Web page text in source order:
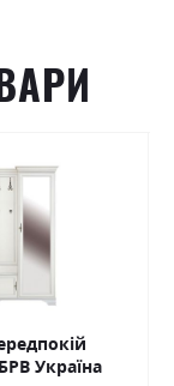
Україна